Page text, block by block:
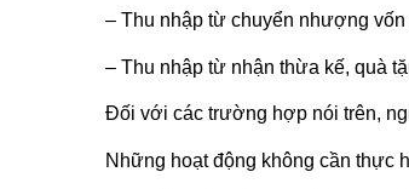
– Thu nhập từ chuyển nhượng
– Thu nhập từ nhận thừa kế, quà
Đối với các trường hợp nói trên,
Những hoạt động không cần thực